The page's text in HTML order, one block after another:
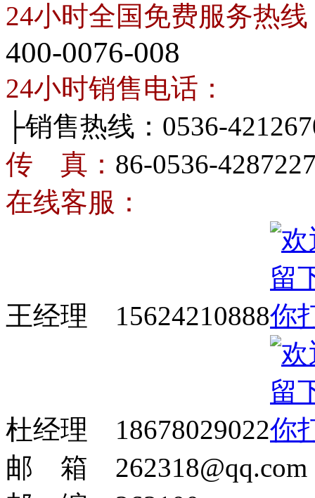
24小时全国免费服务热线
400-0076-008
24小时销售电话：
├销售热线：0536-
传 真： 86-0536-
在线客服：
王经理 15624210888
杜经理 18678029022
邮 箱 262318@qq.com